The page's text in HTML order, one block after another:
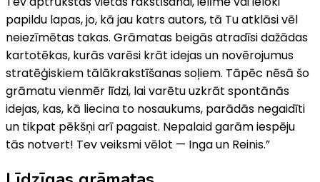
papildu lapas, jo, kā jau katrs autors, tā Tu atklāsi vēl
neiezīmētas takas. Grāmatas beigās atradīsi dažādas
kartotēkas, kurās varēsi krāt idejas un novērojumus
stratēģiskiem tālākrakstīšanas soļiem. Tāpēc nēsā šo
grāmatu vienmēr līdzi, lai varētu uzkrāt spontānās
idejas, kas, kā liecina to nosaukums, parādās negaidīti
un tikpat pēkšņi arī pagaist. Nepalaid garām iespēju
tās notvert! Tev veiksmi vēlot — Inga un Reinis.”